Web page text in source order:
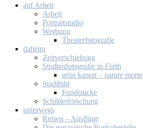
auf Ar­beit
Ar­beit
Por­trait­stu­dio
Wer­bung
Thea­ter­fo­to­gra­fie
da­heim
Zeit­ver­schie­bung
Stra­ßen­fo­to­gra­fie in Fürth
grün ka­putt – na­tu­re mor­te
Stadt­bild
Fund­stü­cke
Schil­der­for­schung
un­ter­wegs
Rei­sen – Aus­flü­ge